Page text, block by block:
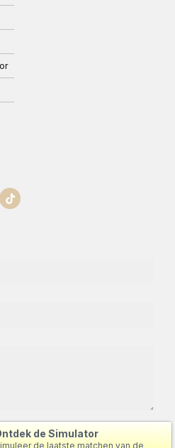
de Simulator
de laatste matchen van de